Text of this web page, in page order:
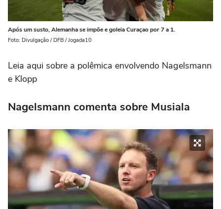
Após um susto, Alemanha se impõe e goleia Curaçao por 7 a 1.
Foto: Divulgação / DFB / Jogada10
Leia aqui sobre a polêmica envolvendo Nagelsmann
e Klopp
Nagelsmann comenta sobre Musiala